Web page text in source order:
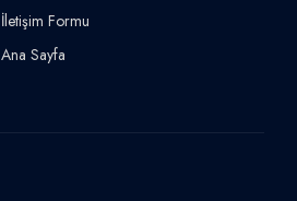
İletişim Formu
Ana Sayfa